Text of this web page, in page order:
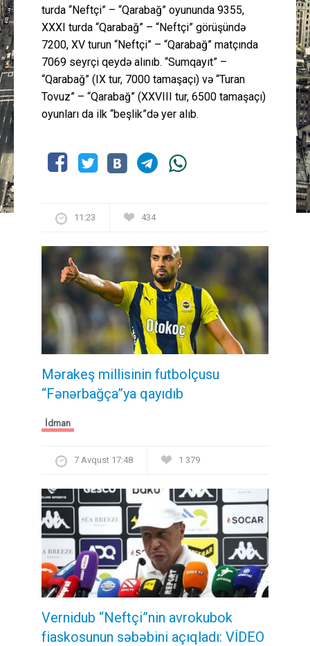
turda “Neftçi” – “Qarabağ” oyununda 9355,
XXXI turda “Qarabağ” – “Neftçi” görüşündə
7200, XV turun “Neftçi” – “Qarabağ” matçında
7069 seyrçi qeydə alınıb. “Sumqayıt” –
“Qarabağ” (IX tur, 7000 tamaşaçı) və “Turan
Tovuz” – “Qarabağ” (XXVIII tur, 6500 tamaşaçı)
oyunları da ilk “beşlik”də yer alıb.
11:23 434
Mərakeş millisinin futbolçusu
“Fənərbağça”ya qayıdıb
İdman
7 Avqust 17:48 1 379
Vernidub “Neftçi”nin avrokubok
fiaskosunun səbəbini açıqladı: VİDEO